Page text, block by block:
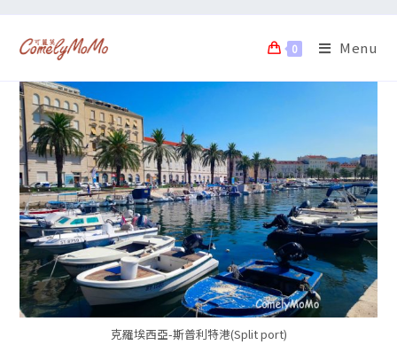
0 Menu
克羅埃西亞-斯普利特港(Split port)